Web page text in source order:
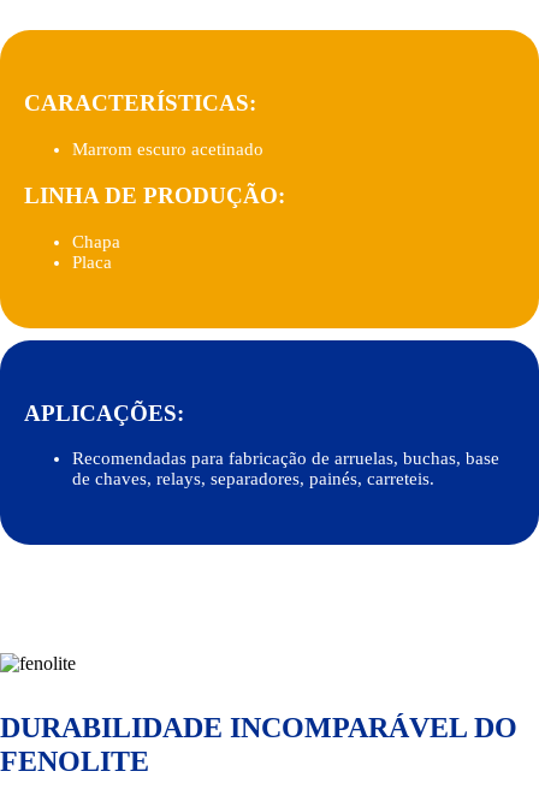
CARACTERÍSTICAS:
Marrom escuro acetinado
LINHA DE PRODUÇÃO:
Chapa
Placa
APLICAÇÕES:
Recomendadas para fabricação de arruelas, buchas, base
de chaves, relays, separadores, painés, carreteis.
DURABILIDADE INCOMPARÁVEL DO
FENOLITE